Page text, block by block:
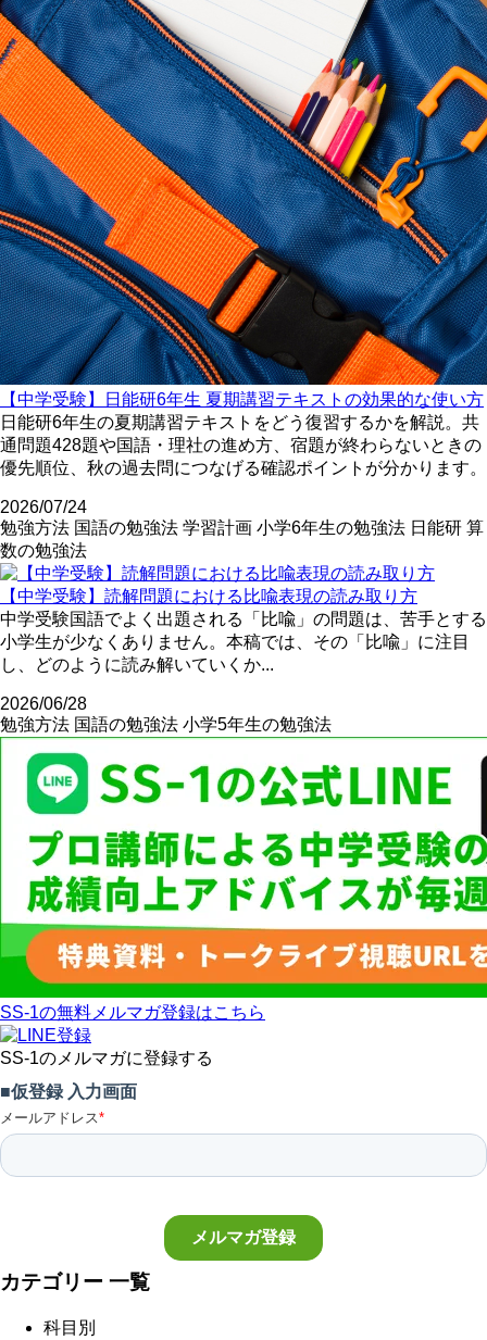
【中学受験】日能研6年生 夏期講習テキストの効果的な使い方
日能研6年生の夏期講習テキストをどう復習するかを解説。共
通問題428題や国語・理社の進め方、宿題が終わらないときの
優先順位、秋の過去問につなげる確認ポイントが分かります。
2026/07/24
勉強方法 国語の勉強法 学習計画 小学6年生の勉強法 日能研 算
数の勉強法
【中学受験】読解問題における比喩表現の読み取り方
中学受験国語でよく出題される「比喩」の問題は、苦手とする
小学生が少なくありません。本稿では、その「比喩」に注目
し、どのように読み解いていくか...
2026/06/28
勉強方法 国語の勉強法 小学5年生の勉強法
SS-1の無料メルマガ登録はこちら
SS-1のメルマガに登録する
カテゴリー 一覧
科目別